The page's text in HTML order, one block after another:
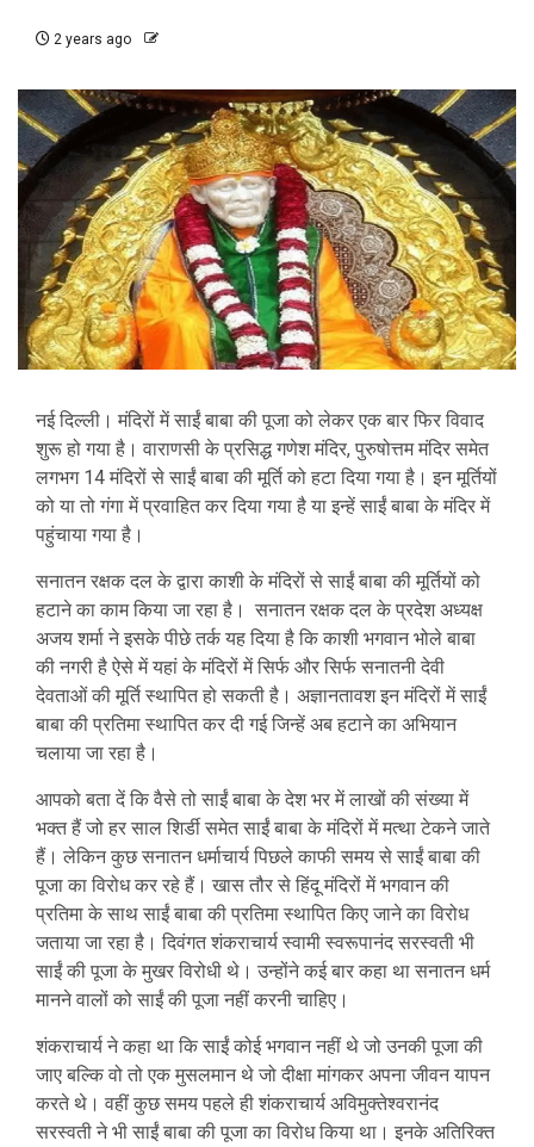
2 years ago
नई दिल्ली। मंदिरों में साईं बाबा की पूजा को लेकर एक बार फिर विवाद
शुरू हो गया है। वाराणसी के प्रसिद्ध गणेश मंदिर, पुरुषोत्तम मंदिर समेत
लगभग 14 मंदिरों से साईं बाबा की मूर्ति को हटा दिया गया है। इन मूर्तियों
को या तो गंगा में प्रवाहित कर दिया गया है या इन्हें साईं बाबा के मंदिर में
पहुंचाया गया है।
सनातन रक्षक दल के द्वारा काशी के मंदिरों से साईं बाबा की मूर्तियों को
हटाने का काम किया जा रहा है। सनातन रक्षक दल के प्रदेश अध्यक्ष
अजय शर्मा ने इसके पीछे तर्क यह दिया है कि काशी भगवान भोले बाबा
की नगरी है ऐसे में यहां के मंदिरों में सिर्फ और सिर्फ सनातनी देवी
देवताओं की मूर्ति स्थापित हो सकती है। अज्ञानतावश इन मंदिरों में साईं
बाबा की प्रतिमा स्थापित कर दी गई जिन्हें अब हटाने का अभियान
चलाया जा रहा है।
आपको बता दें कि वैसे तो साईं बाबा के देश भर में लाखों की संख्या में
भक्त हैं जो हर साल शिर्डी समेत साईं बाबा के मंदिरों में मत्था टेकने जाते
हैं। लेकिन कुछ सनातन धर्माचार्य पिछले काफी समय से साईं बाबा की
पूजा का विरोध कर रहे हैं। खास तौर से हिंदू मंदिरों में भगवान की
प्रतिमा के साथ साईं बाबा की प्रतिमा स्थापित किए जाने का विरोध
जताया जा रहा है। दिवंगत शंकराचार्य स्वामी स्वरूपानंद सरस्वती भी
साईं की पूजा के मुखर विरोधी थे। उन्होंने कई बार कहा था सनातन धर्म
मानने वालों को साईं की पूजा नहीं करनी चाहिए।
शंकराचार्य ने कहा था कि साईं कोई भगवान नहीं थे जो उनकी पूजा की
जाए बल्कि वो तो एक मुसलमान थे जो दीक्षा मांगकर अपना जीवन यापन
करते थे। वहीं कुछ समय पहले ही शंकराचार्य अविमुक्तेश्वरानंद
सरस्वती ने भी साईं बाबा की पूजा का विरोध किया था। इनके अतिरिक्त